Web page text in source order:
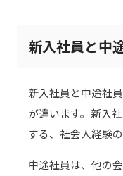
新入社員と中
新入社員と中途社
が違います。新入
する、社会人経験の
中途社員は、他の